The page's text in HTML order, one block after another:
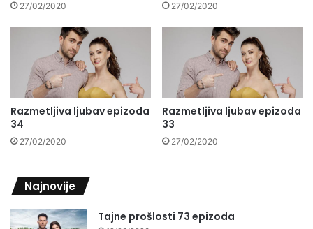
27/02/2020 27/02/2020
Razmetljiva ljubav epizoda
34
27/02/2020
Razmetljiva ljubav epizoda
33
27/02/2020
Najnovije
Tajne prošlosti 73 epizoda